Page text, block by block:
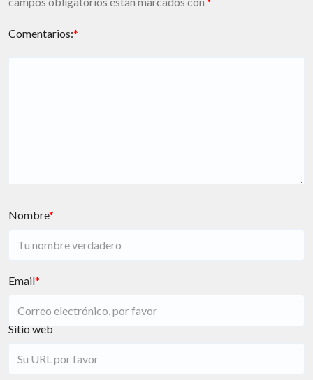
Comentarios:*
Nombre*
Email*
Sitio web